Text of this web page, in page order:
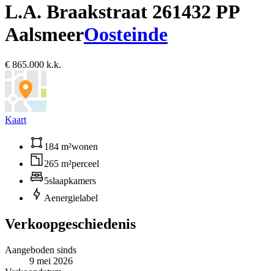
L.A. Braakstraat 261432 PP
AalsmeerOosteinde
€ 865.000 k.k.
Kaart
184 m²wonen
265 m²perceel
5slaapkamers
Aenergielabel
Verkoopgeschiedenis
Aangeboden sinds
9 mei 2026